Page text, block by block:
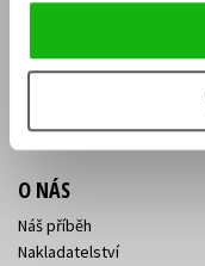
KONTAKTY
Sídlo společnosti
O NÁS
Náš příběh
Nakladatelství